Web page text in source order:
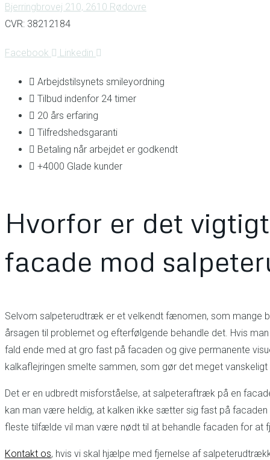
Bjerringbrovej 210, 2610 Rødovre
CVR: 38212184
Facebook Linkedin
Arbejdstilsynets smileyordning
Tilbud indenfor 24 timer
20 års erfaring
Tilfredshedsgaranti
Betaling når arbejdet er godkendt
+4000 Glade kunder
Hvorfor er det
facade mod
Selvom salpeterudtræk er et velkendt fænomen, som mange
årsagen til problemet og efterfølgende behandle det. Hvis
fald ende med at gro fast på facaden og give permanente
kalkaflejringen smelte sammen, som gør det meget vanskeligt
Det er en udbredt misforståelse, at salpeteraftræk på en
kan man være heldig, at kalken ikke sætter sig fast på
fleste tilfælde vil man være nødt til at behandle facaden for at
Kontakt os, hvis vi skal hjælpe med fjernelse af